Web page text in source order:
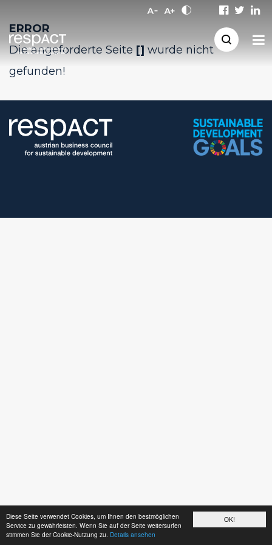
OK!
Diese Seite verwendet Cookies, um Ihnen den bestmöglichen
Service zu gewährleisten. Wenn Sie auf der Seite weitersurfen
stimmen Sie der Cookie-Nutzung zu. Details ansehen
ERROR
Die angeforderte Seite [] wurde nicht
gefunden!